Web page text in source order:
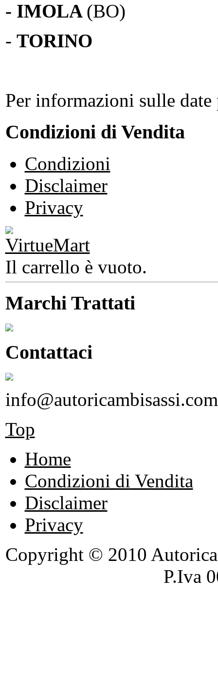
- IMOLA (BO)
- TORINO
Per informazioni sulle
Condizioni di Vendita
Condizioni
Disclaimer
Privacy
Il carrello è vuoto.
Marchi Trattati
Contattaci
info@autoricambisassi.com
Top
Home
Condizioni di Vendita
Disclaimer
Privacy
Copyright © 2010
P.Iva